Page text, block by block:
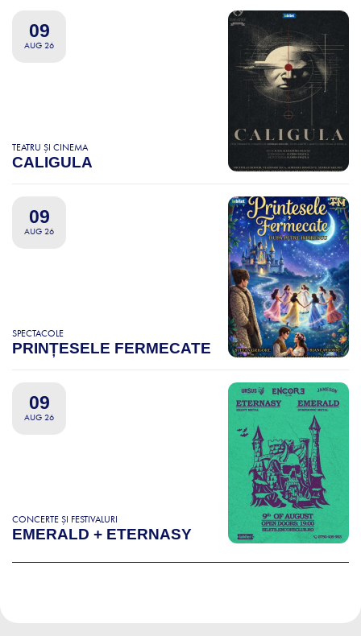
09
AUG 26
TEATRU ȘI CINEMA
CALIGULA
09
AUG 26
SPECTACOLE
PRINȚESELE FERMECATE
09
AUG 26
CONCERTE ȘI FESTIVALURI
EMERALD + ETERNASY